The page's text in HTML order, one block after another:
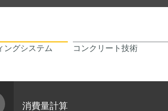
ングシステム コンクリート技術
消費量計算